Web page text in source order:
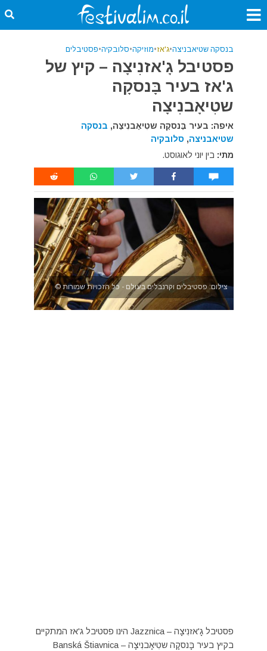
בנסקה שטיאבניצה•ג'אז•מוזיקה•סלובקיה•פסטיבלים
פסטיבל גָ'אזנִיצָה – קיץ של
ג'אז בעיר בָּנסקָה
שטִיאָבנִיצָה
איפה: בעיר בָּנסקָה שטִיאָבנִיצָה, בנסקה
שטיאבניצה, סלובקיה
מתי: בין יוני לאוגוסט.
צילום: פסטיבלים וקרנבלים בעולם - כל הזכויות שמורות ©
פסטיבל גָ'אזנִיצָה – Jazznica הינו פסטיבל ג'אז המתקיים
בקיץ בעיר בָּנסקָה שטִיאָבנִיצָה – Banská Štiavnica